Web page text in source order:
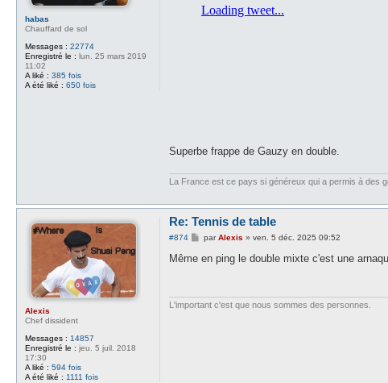
habas
Chauffard de sol
Messages : 22774
Enregistré le : lun. 25 mars 2019
11:02
A liké : 385 fois
A été liké : 650 fois
e
Superbe frappe de Gauzy en double.
La France est ce pays si généreux qui a permis à des
Alexis
Chef dissident
Messages : 14857
Enregistré le : jeu. 5 juil. 2018
17:30
A liké : 594 fois
A été liké : 1111 fois
Re: Tennis de table
#874
M
s
parAlexis »ven. 5 déc. 2025 09:52
Même en ping le double mixte c'est une
L'important c'est que nous sommes des personnes.